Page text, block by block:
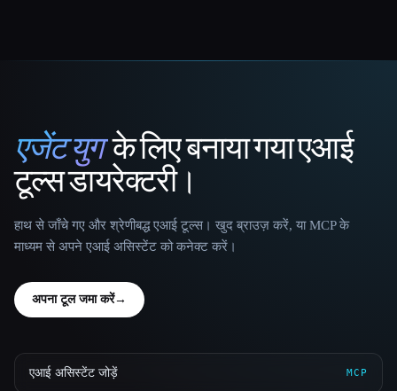
That AI Collection
एजेंट युगके लिए बनाया गया एआई
टूल्स डायरेक्टरी।
हाथ से जाँचे गए और श्रेणीबद्ध एआई टूल्स। खुद ब्राउज़ करें, या MCP के
माध्यम से अपने एआई असिस्टेंट को कनेक्ट करें।
अपना टूल जमा करें→
एआई असिस्टेंट जोड़ें MCP